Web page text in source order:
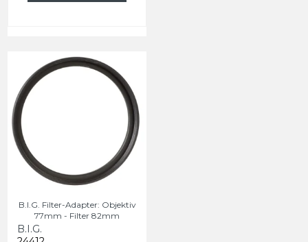
B.I.G. Filter-Adapter: Objektiv
77mm - Filter 82mm
B.I.G.